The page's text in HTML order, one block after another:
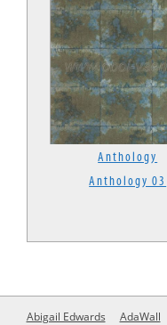
Anthology
Anthology 03
Abigail Edwards AdaWall